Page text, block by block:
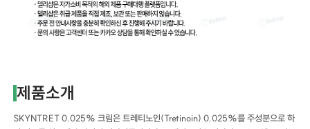
제품소개
SKYNTRET 0.025% 크림은 트레티노인(Tretinoin) 0.025%를 주성분으로 하